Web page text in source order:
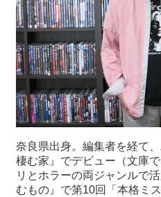
奈良県出身。編集者を経て
棲む家』でデビュー（文庫
リとホラーの両ジャンルで
むもの』で第10回「本格ミ